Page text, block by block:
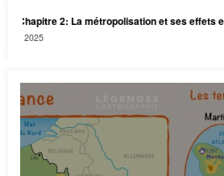
2: La métropolisation et ses effets en France